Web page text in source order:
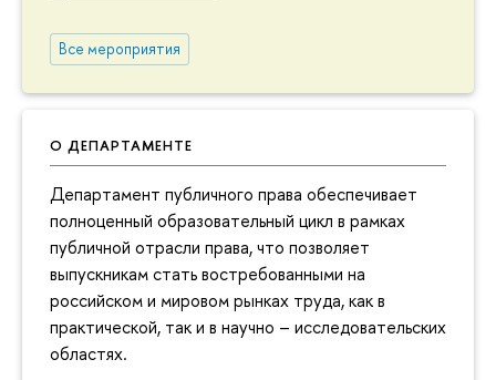
Все мероприятия
О ДЕПАРТАМЕНТЕ
Департамент публичного права обеспечивает
полноценный образовательный цикл в рамках
публичной отрасли права, что позволяет
выпускникам стать востребованными на
российском и мировом рынках труда, как в
практической, так и в научно – исследовательских
областях.